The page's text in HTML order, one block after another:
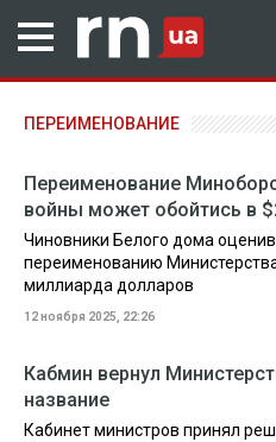
ПЕРЕИМЕНОВАНИЕ
Переименование
войны может обойтись в
Чиновники Белого дома
переименованию
миллиарда долларов
12 ноября 2025, 22:26
Кабмин вернул
название
Кабинет министров принял